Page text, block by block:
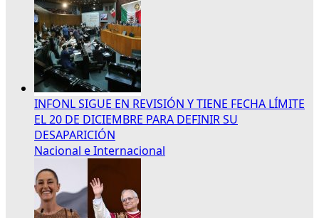
INFONL SIGUE EN REVISIÓN Y TIENE FECHA LÍMITE
EL 20 DE DICIEMBRE PARA DEFINIR SU
DESAPARICIÓN
Nacional e Internacional